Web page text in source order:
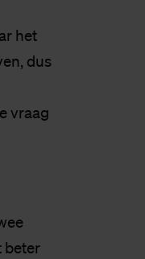
het
dus
vraag
beter